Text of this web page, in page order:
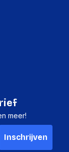
meer!
Inschrijven